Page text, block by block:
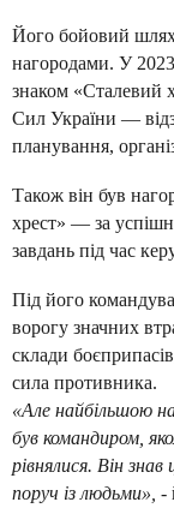
Його бойовий
нагородами. У
знаком «Сталевий
Сил України —
планування,
Також він був
хрест» — за
завдань під час
Під його
ворогу значних
склади
сила противника.
«Але найбільшою
був командиром,
рівнялися. Він
поруч із людьми», -